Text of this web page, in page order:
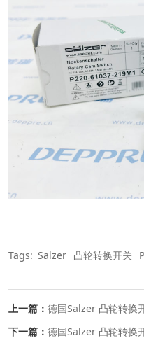
Tags: Salzer 凸轮转换开关
上一篇： 德国Salzer 凸轮转换
下一篇： 德国Salzer 凸轮转换